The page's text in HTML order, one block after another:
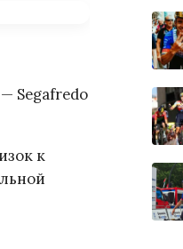
Segafredo
к